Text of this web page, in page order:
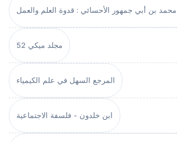
بن أبي جمهور الأحسائي : قدوة العلم والعمل
مجلد ميكي 52
المرجع السهل في علم الكيمياء
ابن خلدون - فلسفة الاجتماعية